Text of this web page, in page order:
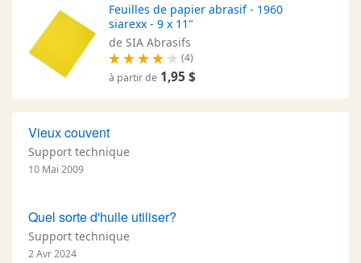
Feuilles de papier abrasif - 1960
siarexx - 9 x 11"
de SIA Abrasifs
(4)
à partir de 1,95 $
Vieux couvent
Support technique
10 Mai 2009
Quel sorte d'huile utiliser?
Support technique
2 Avr 2024